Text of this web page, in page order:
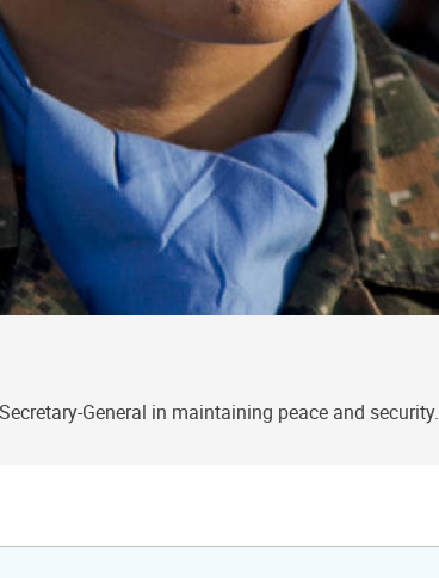
General in maintaining peace and security.